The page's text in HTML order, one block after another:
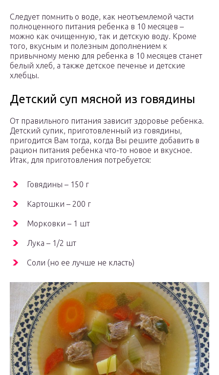
Следует помнить о воде, как неотъемлемой части
полноценного питания ребенка в 10 месяцев –
можно как очищенную, так и детскую воду. Кроме
того, вкусным и полезным дополнением к
привычному меню для ребенка в 10 месяцев станет
белый хлеб, а также детское печенье и детские
хлебцы.
Детский суп мясной из говядины
От правильного питания зависит здоровье ребенка.
Детский супик, приготовленный из говядины,
пригодится Вам тогда, когда Вы решите добавить в
рацион питания ребенка что-то новое и вкусное.
Итак, для приготовления потребуется:
Говядины – 150 г
Картошки – 200 г
Морковки – 1 шт
Лука – 1/2 шт
Соли (но ее лучше не класть)